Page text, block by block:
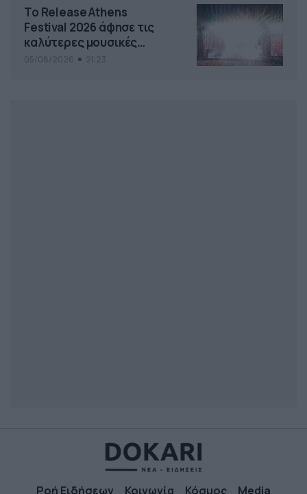
Το Release Athens
Festival 2026 άφησε τις
καλύτερες μουσικές
αναμνήσεις
Ροή Ειδήσεων Κοινωνία Κόσμος Media